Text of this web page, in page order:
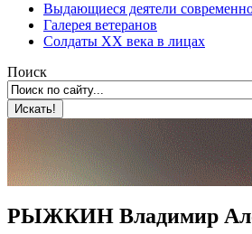
Выдающиеся деятели
Галерея ветеранов
Солдаты XX века в лицах
Поиск
РЫЖКИН Владимир